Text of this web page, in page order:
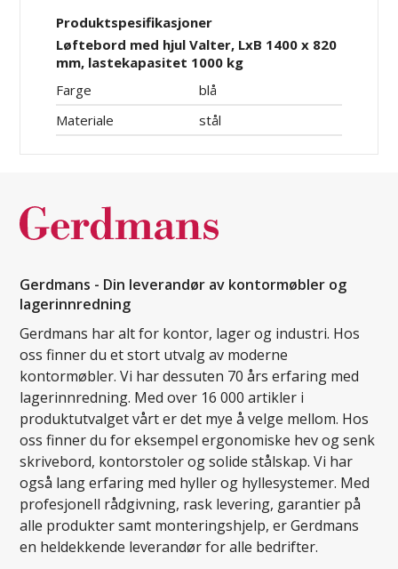
Produktspesifikasjoner
Løftebord med hjul Valter, LxB 1400 x 820
mm, lastekapasitet 1000 kg
Farge
blå
Materiale
stål
Gerdmans - Din leverandør av kontormøbler og
lagerinnredning
Gerdmans har alt for kontor, lager og industri. Hos
oss finner du et stort utvalg av moderne
kontormøbler. Vi har dessuten 70 års erfaring med
lagerinnredning. Med over 16 000 artikler i
produktutvalget vårt er det mye å velge mellom. Hos
oss finner du for eksempel ergonomiske hev og senk
skrivebord, kontorstoler og solide stålskap. Vi har
også lang erfaring med hyller og hyllesystemer. Med
profesjonell rådgivning, rask levering, garantier på
alle produkter samt monteringshjelp, er Gerdmans
en heldekkende leverandør for alle bedrifter.